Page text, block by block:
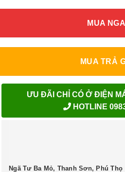
MUA
MUA TRẢ
ƯU ĐÃI CHỈ CÓ Ở ĐIỆN
HOTLINE
Ngã Tư Ba Mỏ, Thanh Sơn, Phú Thọ